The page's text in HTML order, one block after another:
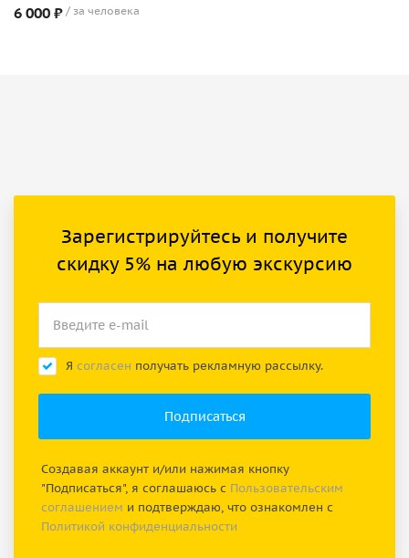
6 000 ₽ за человека
Зарегистрируйтесь и получите
скидку 5% на любую экскурсию
Я согласен получать рекламную рассылку.
Создавая аккаунт и/или нажимая кнопку
"Подписаться", я соглашаюсь с Пользовательским
соглашением и подтверждаю, что ознакомлен с
Политикой конфиденциальности